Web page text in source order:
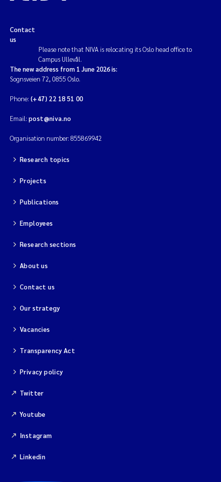
Contact
us
Please note that NIVA is relocating its Oslo head office to
Campus Ullevål.
The new address from 1 June 2026 is:
Sognsveien 72, 0855 Oslo.
Phone: (+47) 22 18 51 00
Email: post@niva.no
Organisation number: 855869942
Research topics
Projects
Publications
Employees
Research sections
About us
Contact us
Our strategy
Vacancies
Transparency Act
Privacy policy
Twitter
Youtube
Instagram
Linkedin